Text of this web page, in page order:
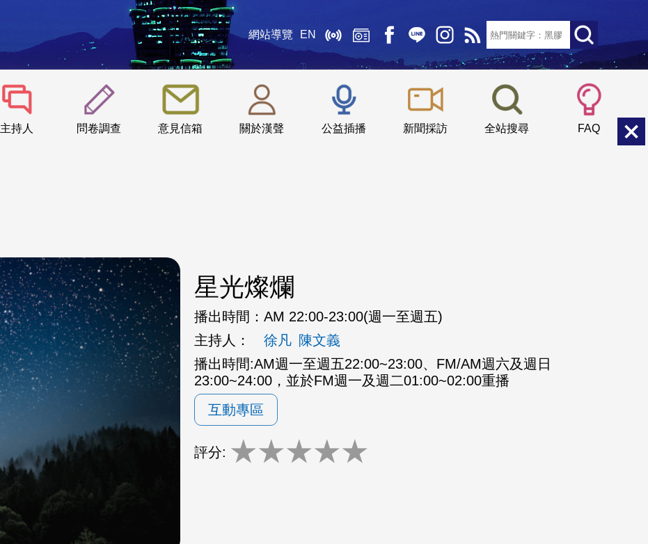
網站導覽 EN
主持人 問卷調查 意見信箱 關於漢聲 公益插播 新聞採訪 全站搜尋 FAQ
::: 小 中
星光燦爛
播出時間： AM 22:00-23:00(週一至週五)
主持人：
徐凡 陳文義
播出時間:AM週一至週五22:00~23:00、FM/AM週六及週日
23:00~24:00，並於FM週一及週二01:00~02:00重播
互動專區
評分: ★★★★★